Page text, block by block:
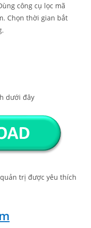
công cụ lọc mã
Chọn thời gian bắt
dưới đây
trị được yêu thích